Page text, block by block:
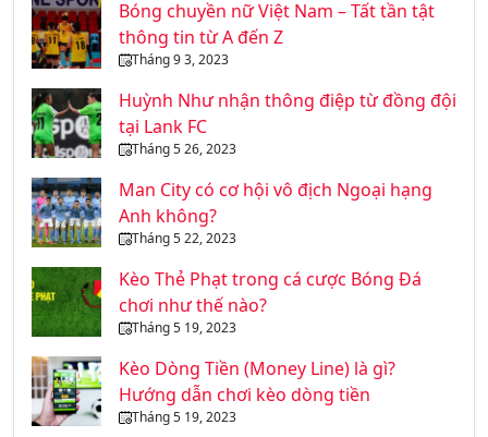
Bóng chuyền nữ Việt Nam – Tất tần tật
thông tin từ A đến Z
Tháng 9 3, 2023
Huỳnh Như nhận thông điệp từ đồng đội
tại Lank FC
Tháng 5 26, 2023
Man City có cơ hội vô địch Ngoại hạng
Anh không?
Tháng 5 22, 2023
Kèo Thẻ Phạt trong cá cược Bóng Đá
chơi như thế nào?
Tháng 5 19, 2023
Kèo Dòng Tiền (Money Line) là gì?
Hướng dẫn chơi kèo dòng tiền
Tháng 5 19, 2023